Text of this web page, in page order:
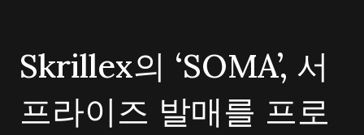
Skrillex의 ‘SOMA’, 서
프라이즈 발매를 프로